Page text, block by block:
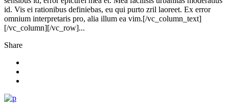
id. Vis ei rationibus definiebas, eu qui purto zril laoreet. Ex error
omnium interpretaris pro, alia illum ea vim.[/vc_column_text]
[/vc_column][/vc_row]...
Share